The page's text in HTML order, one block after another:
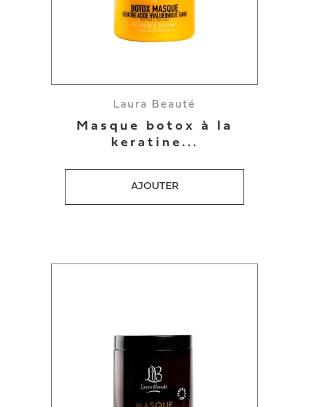
Laura Beauté
Masque botox à la
keratine...
AJOUTER